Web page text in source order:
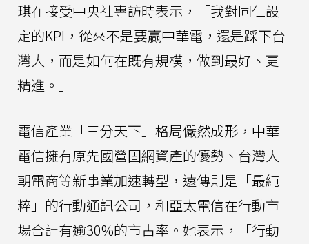
琪在接受中央社專訪時表示，「我對同仁設
定的KPI，從來不是要贏中華電，還是踩下台
灣大，而是如何在既有規模，做到最好、更
精進。」
電信產業「三分天下」格局儼然成形，中華
電信擁有原先國營固網資產的優勢、台灣大
朝電商等新事業加速轉型，遠傳則是「最純
粹」的行動通訊公司，和亞太電信在行動市
場合計有逾30%的市占率。她表示，「行動